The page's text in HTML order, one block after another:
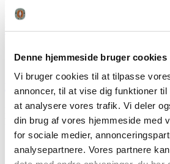
Denne hjemmeside bruger cookies
Vi bruger cookies til at tilpasse
annoncer, til at vise dig funktioner
at analysere vores trafik. Vi deler
din brug af vores hjemmeside med
for sociale medier,
analysepartnere. Vores partnere
Vildtforvaltningsrådet (VFR) holder
bl.a. sagen om, hvorvidt climbers, hang-
læs mere
sep19. september 2025
Film release: Skud til det store
FADB har arbejdet på højtryk med ny
hjortevildt med bue, efter at have
17mar17. marts 2025